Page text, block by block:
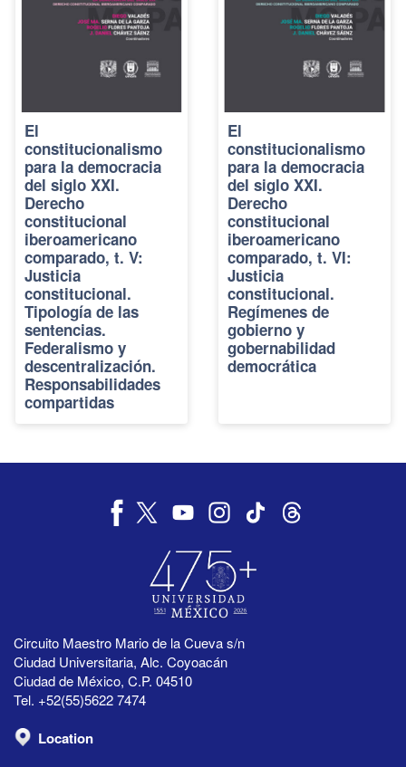
El
constitucionalismo
para la democracia
del siglo XXI.
Derecho
constitucional
iberoamericano
comparado, t. V:
Justicia
constitucional.
Tipología de las
sentencias.
Federalismo y
descentralización.
Responsabilidades
compartidas
El
constitucionalismo
para la democracia
del siglo XXI.
Derecho
constitucional
iberoamericano
comparado, t. VI:
Justicia
constitucional.
Regímenes de
gobierno y
gobernabilidad
democrática
Circuito Maestro Mario de la Cueva s/n
Ciudad Universitaria, Alc. Coyoacán
Ciudad de México, C.P. 04510
Tel. +52(55)5622 7474
Location